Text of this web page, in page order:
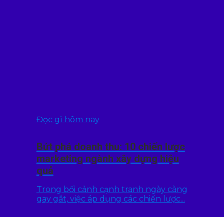
Đọc gì hôm nay
Bứt phá doanh thu: 10 chiến lược
marketing ngành xây dựng hiệu
quả
Trong bối cảnh cạnh tranh ngày càng
gay gắt, việc áp dụng các chiến lược...